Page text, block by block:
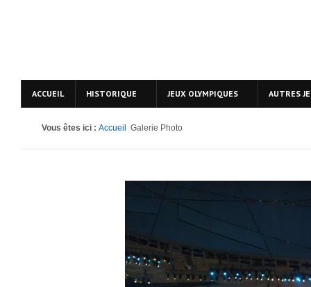
ACCUEIL HISTORIQUE JEUX OLYMPIQUES AUTRES
Vous êtes ici : Accueil Galerie Photo